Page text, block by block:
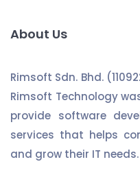
About Us
Rimsoft Sdn. Bhd.
Rimsoft Technology
provide software
services that helps
and grow their IT needs.